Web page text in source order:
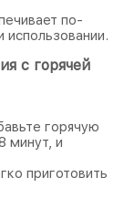
по-
с горячей
горячую
минут, и
приготовить